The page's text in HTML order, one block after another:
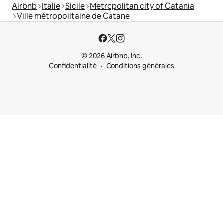
Airbnb Italie Sicile Metropolitan city of Catania
Ville métropolitaine de Catane
© 2026 Airbnb, Inc.
Confidentialité
Conditions générales